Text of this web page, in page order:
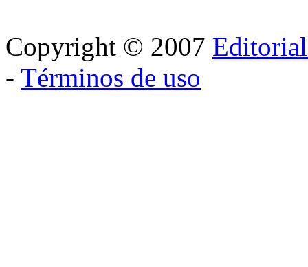
Copyright © 2007
- Términos de uso